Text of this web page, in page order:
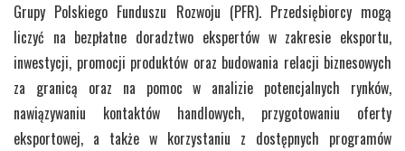
Grupy Polskiego Funduszu Rozwoju (PFR). Przedsiębiorcy mogą
liczyć na bezpłatne doradztwo ekspertów w zakresie eksportu,
inwestycji, promocji produktów oraz budowania relacji biznesowych
za granicą oraz na pomoc w analizie potencjalnych rynków,
nawiązywaniu kontaktów handlowych, przygotowaniu oferty
eksportowej, a także w korzystaniu z dostępnych programów